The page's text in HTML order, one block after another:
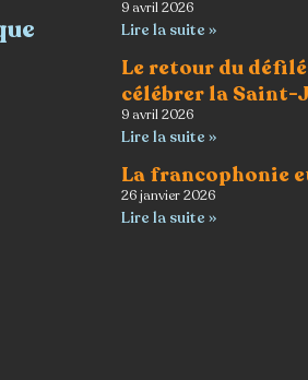
9 avril 2026
Lire la suite »
Le retour du
célébrer la Saint-
9 avril 2026
Lire la suite »
La francophonie
26 janvier 2026
Lire la suite »